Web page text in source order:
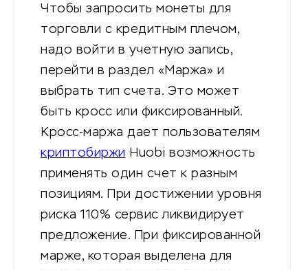
Чтобы запросить монеты для
торговли с кредитным плечом,
надо войти в учетную запись,
перейти в раздел «Маржа» и
выбрать тип счета. Это может
быть кросс или фиксированный.
Кросс-маржа дает пользователям
криптобиржи Huobi возможность
применять один счет к разным
позициям. При достижении уровня
риска 110% сервис ликвидирует
предложение. При фиксированной
марже, которая выделена для